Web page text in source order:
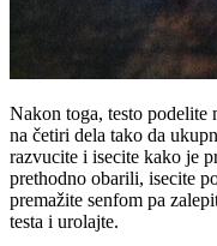
Nakon toga, testo podelite
na četiri dela tako da
razvucite i isecite kako je
prethodno obarili, isecite
premažite senfom pa
testa i urolajte.